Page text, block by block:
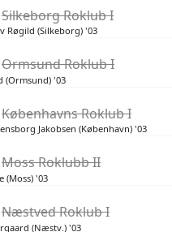
Silkeborg Roklub I
Røgild (Silkeborg) '03
Ormsund Roklub I
(Ormsund) '03
Københavns Roklub I
Jakobsen (København) '03
Moss Roklubb II
(Moss) '03
Næstved Roklub I
(Næstv.) '03